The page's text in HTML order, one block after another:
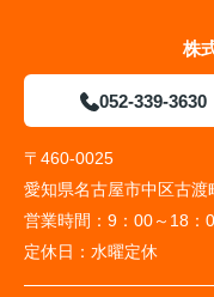
株
052-339-3630
〒460-0025
愛知県名古屋市中区古渡
営業時間： 9：00～18：
定休日： 水曜定休